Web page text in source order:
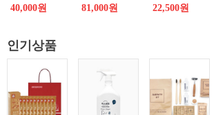
40,000원 81,000원 22,500원
인기상품